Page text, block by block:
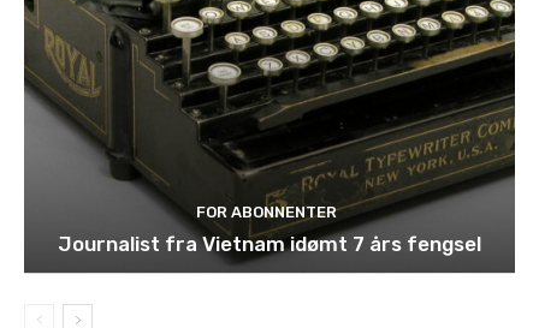
FOR ABONNENTER
Journalist fra Vietnam idømt 7 års fengsel